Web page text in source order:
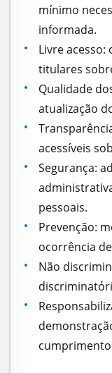
mínimo
informada.
Livre
titulares
Qualidade
atualização
acessíveis
Segurança:
pessoais.
Prevenção:
ocorrência
Não